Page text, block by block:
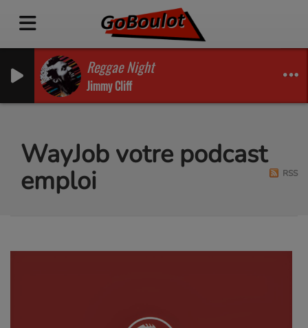
Reggae Night
Jimmy Cliff
WayJob votre podcast
emploi RSS